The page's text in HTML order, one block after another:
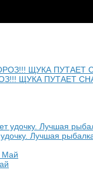
ЩУКА ПУТАЕТ
Лучшая рыбалка